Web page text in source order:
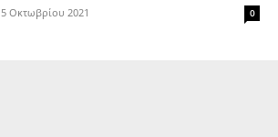
5 Οκτωβρίου 2021 0